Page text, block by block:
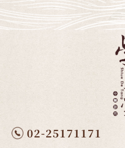
02-25171171